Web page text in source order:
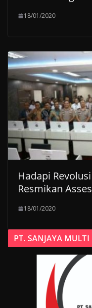
18/01/2020
Hadapi
Resmikan
18/01/2020
PT. SANJAYA